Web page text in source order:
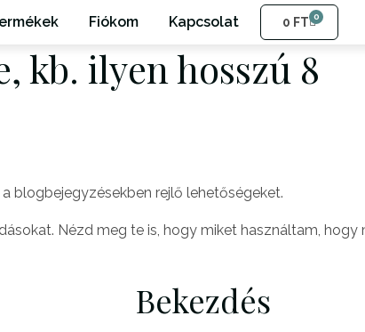
Fiókom Kapcsolat 0 FT 0
kb. ilyen hosszú 8
blogbejegyzésekben rejlő lehetőségeket.
Nézd meg te is, hogy miket használtam, hogy
Bekezdés